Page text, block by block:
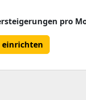
pro
einrichten